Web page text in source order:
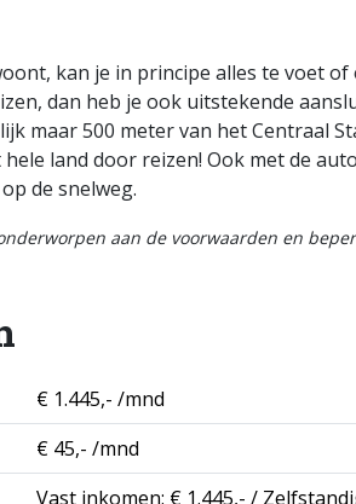
kan je in principe alles te voet
dan heb je ook uitstekende
maar 500 meter van het Centraal
land door reizen! Ook met de
de snelweg.
aan de voorwaarden en
€ 1.445,- /mnd
€ 45,- /mnd
Vast inkomen: € 1.445,- /